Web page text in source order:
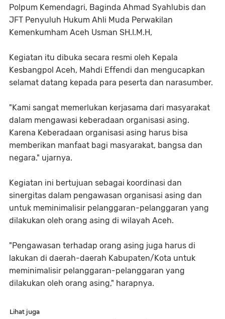
Polpum Kemendagri, Baginda Ahmad Syahlubis dan
JFT Penyuluh Hukum Ahli Muda Perwakilan
Kemenkumham Aceh Usman SH.I.M.H,
Kegiatan itu dibuka secara resmi oleh Kepala
Kesbangpol Aceh, Mahdi Effendi dan mengucapkan
selamat datang kepada para peserta dan narasumber.
"Kami sangat memerlukan kerjasama dari masyarakat
dalam mengawasi keberadaan organisasi asing.
Karena Keberadaan organisasi asing harus bisa
memberikan manfaat bagi masyarakat, bangsa dan
negara." ujarnya.
Kegiatan ini bertujuan sebagai koordinasi dan
sinergitas dalam pengawasan organisasi asing dan
untuk meminimalisir pelanggaran-pelanggaran yang
dilakukan oleh orang asing di wilayah Aceh.
"Pengawasan terhadap orang asing juga harus di
lakukan di daerah-daerah Kabupaten/Kota untuk
meminimalisir pelanggaran-pelanggaran yang
dilakukan oleh orang asing," harapnya.
Lihat juga